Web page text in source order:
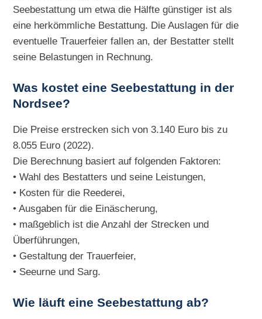
Seebestattung um etwa die Hälfte günstiger ist als
eine herkömmliche Bestattung. Die Auslagen für die
eventuelle Trauerfeier fallen an, der Bestatter stellt
seine Belastungen in Rechnung.
Was kostet eine Seebestattung in der
Nordsee?
Die Preise erstrecken sich von 3.140 Euro bis zu
8.055 Euro (2022).
Die Berechnung basiert auf folgenden Faktoren:
• Wahl des Bestatters und seine Leistungen,
• Kosten für die Reederei,
• Ausgaben für die Einäscherung,
• maßgeblich ist die Anzahl der Strecken und
Überführungen,
• Gestaltung der Trauerfeier,
• Seeurne und Sarg.
Wie läuft eine Seebestattung ab?